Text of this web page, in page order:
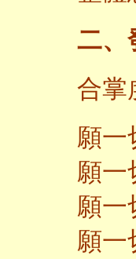
二、
合掌
願一
願一
願一
願一